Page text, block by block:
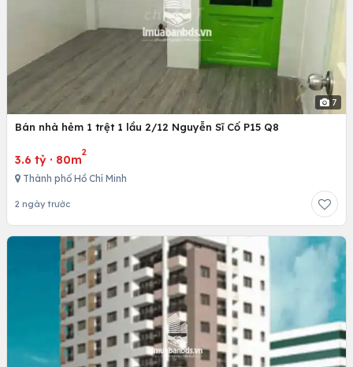
7
Bán nhà hẻm 1 trệt 1 lầu 2/12 Nguyễn Sĩ Cố P15 Q8
3.6 tỷ · 80m
2
Thành phố Hồ Chí Minh
2 ngày trước